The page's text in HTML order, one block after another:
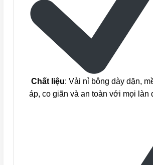
Chất liệu: Vải nỉ bông dày dặn,
áp, co giãn và an toàn với mọi làn